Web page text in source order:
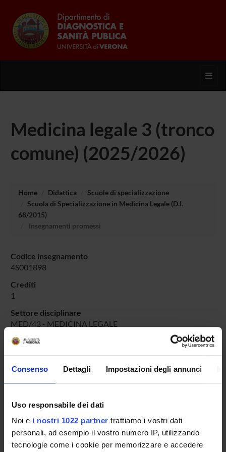
Consenso Dettagli Impostazioni degli annunci
Uso responsabile dei dati
Noi e i nostri 1022 partner trattiamo i vostri dati
personali, ad esempio il vostro numero IP, utilizzando
tecnologie come i cookie per memorizzare e accedere
Medicina legale 3 (tronco
comune) (2025/2026)
Home Didattica
Scuole di specializzazione
Scuola di Specializzazione in Medicina Legale (D.I.
68/2015)
Insegnamenti promessi
Codice insegnamento
4S001898
Crediti
1
Settore disciplinare
MED/43 - MEDICINA LEGALE
Piani didattici
Insegnamenti
Bacheca avvisi
Organi collegiali e di governo